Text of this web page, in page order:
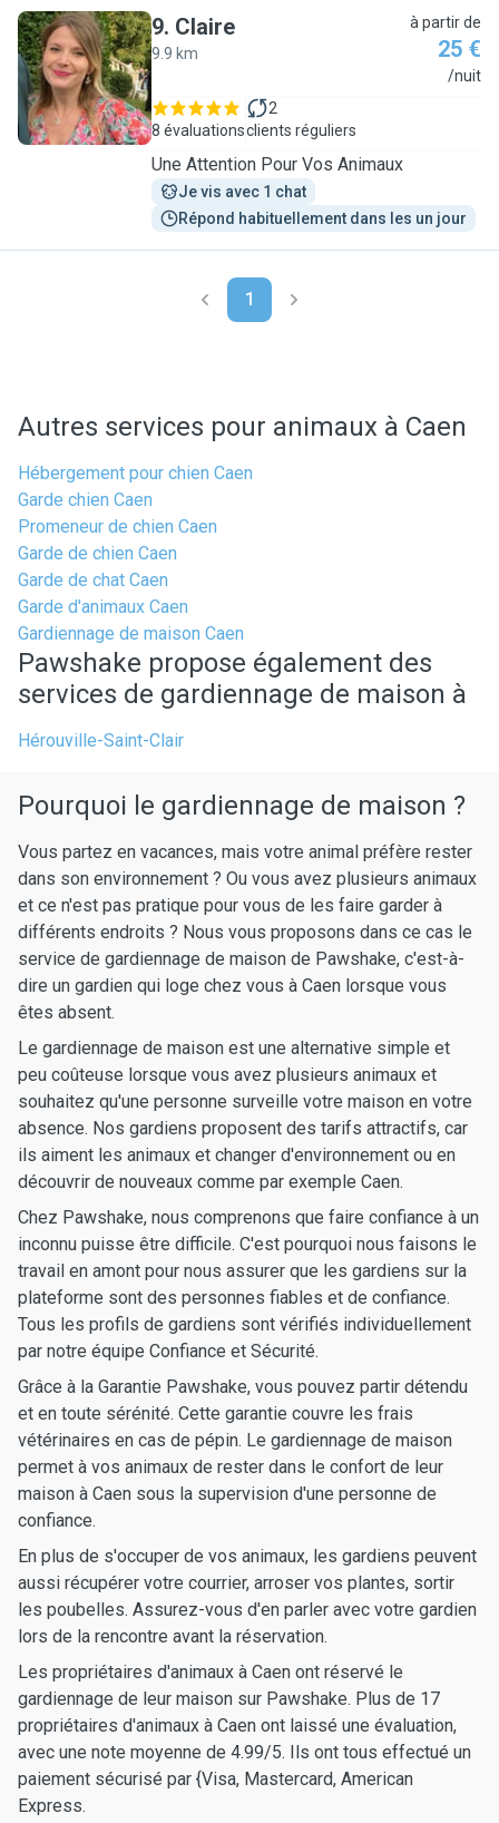
C
9. Claire
9.9 km
à partir de
25 €
/nuit
8 évaluations
2
clients réguliers
Une Attention Pour Vos Animaux
Je vis avec 1 chat
Répond habituellement dans les un jour
1
Autres services pour animaux à Caen
Hébergement pour chien Caen
Garde chien Caen
Promeneur de chien Caen
Garde de chien Caen
Garde de chat Caen
Garde d'animaux Caen
Gardiennage de maison Caen
Pawshake propose également des
services de gardiennage de maison à
Hérouville-Saint-Clair
Pourquoi le gardiennage de maison ?
Vous partez en vacances, mais votre animal préfère rester
dans son environnement ? Ou vous avez plusieurs animaux
et ce n'est pas pratique pour vous de les faire garder à
différents endroits ? Nous vous proposons dans ce cas le
service de gardiennage de maison de Pawshake, c'est-à-
dire un gardien qui loge chez vous à Caen lorsque vous
êtes absent.
Le gardiennage de maison est une alternative simple et
peu coûteuse lorsque vous avez plusieurs animaux et
souhaitez qu'une personne surveille votre maison en votre
absence. Nos gardiens proposent des tarifs attractifs, car
ils aiment les animaux et changer d'environnement ou en
découvrir de nouveaux comme par exemple Caen.
Chez Pawshake, nous comprenons que faire confiance à un
inconnu puisse être difficile. C'est pourquoi nous faisons le
travail en amont pour nous assurer que les gardiens sur la
plateforme sont des personnes fiables et de confiance.
Tous les profils de gardiens sont vérifiés individuellement
par notre équipe Confiance et Sécurité.
Grâce à la Garantie Pawshake, vous pouvez partir détendu
et en toute sérénité. Cette garantie couvre les frais
vétérinaires en cas de pépin. Le gardiennage de maison
permet à vos animaux de rester dans le confort de leur
maison à Caen sous la supervision d'une personne de
confiance.
En plus de s'occuper de vos animaux, les gardiens peuvent
aussi récupérer votre courrier, arroser vos plantes, sortir
les poubelles. Assurez-vous d'en parler avec votre gardien
lors de la rencontre avant la réservation.
Les propriétaires d'animaux à Caen ont réservé le
gardiennage de leur maison sur Pawshake. Plus de 17
propriétaires d'animaux à Caen ont laissé une évaluation,
avec une note moyenne de 4.99/5. Ils ont tous effectué un
paiement sécurisé par {Visa, Mastercard, American
Express.